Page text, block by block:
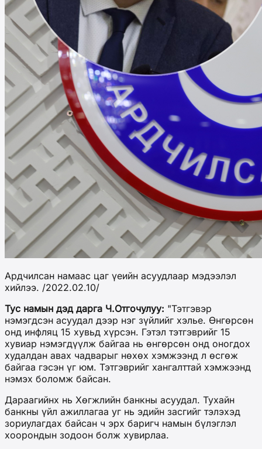
Ардчилсан намаас цаг үеийн асуудлаар мэдээлэл
хийлээ. /2022.02.10/
Тус намын дэд дарга Ч.Отгочулуу: "Тэтгэвэр
нэмэгдсэн асуудал дээр нэг зүйлийг хэлье. Өнгөрсөн
онд инфляц 15 хувьд хүрсэн. Гэтэл тэтгэврийг 15
хувиар нэмэгдүүлж байгаа нь өнгөрсөн онд оногдох
худалдан авах чадварыг нөхөх хэмжээнд л өсгөж
байгаа гэсэн үг юм. Тэтгэврийг хангалттай хэмжээнд
нэмэх боломж байсан.
Дараагийнх нь Хөгжлийн банкны асуудал. Тухайн
банкны үйл ажиллагаа уг нь эдийн засгийг тэлэхэд
зориулагдах байсан ч эрх баригч намын бүлэглэл
хоорондын зодоон болж хувирлаа.